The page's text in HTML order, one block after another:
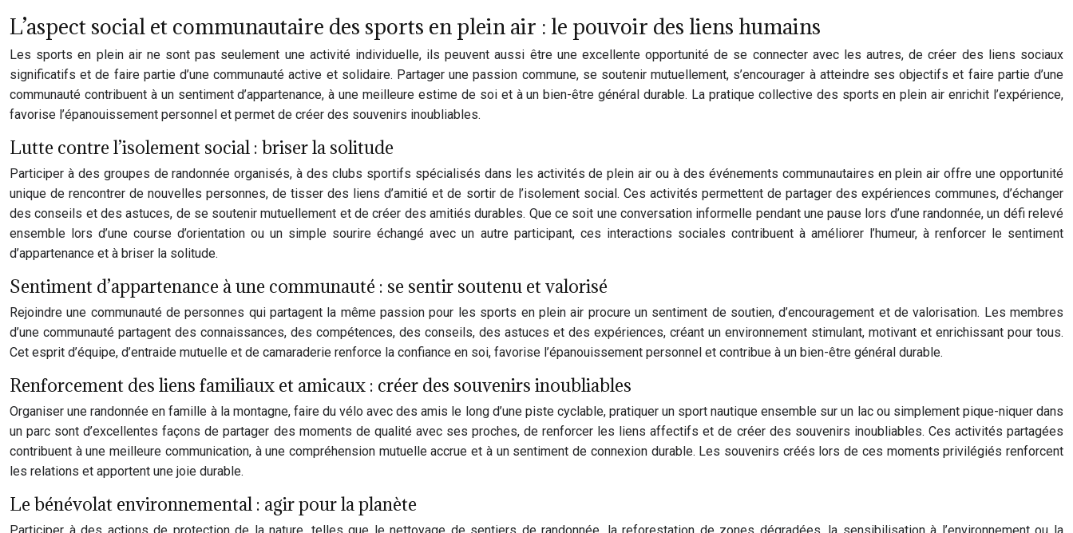
L’aspect social et communautaire des sports en plein air : le pouvoir des liens humains
Les sports en plein air ne sont pas seulement une activité individuelle, ils peuvent aussi être une excellente opportunité de se connecter avec les autres, de créer des liens sociaux
significatifs et de faire partie d’une communauté active et solidaire. Partager une passion commune, se soutenir mutuellement, s’encourager à atteindre ses objectifs et faire partie d’une
communauté contribuent à un sentiment d’appartenance, à une meilleure estime de soi et à un bien-être général durable. La pratique collective des sports en plein air enrichit l’expérience,
favorise l’épanouissement personnel et permet de créer des souvenirs inoubliables.
Lutte contre l’isolement social : briser la solitude
Participer à des groupes de randonnée organisés, à des clubs sportifs spécialisés dans les activités de plein air ou à des événements communautaires en plein air offre une opportunité
unique de rencontrer de nouvelles personnes, de tisser des liens d’amitié et de sortir de l’isolement social. Ces activités permettent de partager des expériences communes, d’échanger
des conseils et des astuces, de se soutenir mutuellement et de créer des amitiés durables. Que ce soit une conversation informelle pendant une pause lors d’une randonnée, un défi relevé
ensemble lors d’une course d’orientation ou un simple sourire échangé avec un autre participant, ces interactions sociales contribuent à améliorer l’humeur, à renforcer le sentiment
d’appartenance et à briser la solitude.
Sentiment d’appartenance à une communauté : se sentir soutenu et valorisé
Rejoindre une communauté de personnes qui partagent la même passion pour les sports en plein air procure un sentiment de soutien, d’encouragement et de valorisation. Les membres
d’une communauté partagent des connaissances, des compétences, des conseils, des astuces et des expériences, créant un environnement stimulant, motivant et enrichissant pour tous.
Cet esprit d’équipe, d’entraide mutuelle et de camaraderie renforce la confiance en soi, favorise l’épanouissement personnel et contribue à un bien-être général durable.
Renforcement des liens familiaux et amicaux : créer des souvenirs inoubliables
Organiser une randonnée en famille à la montagne, faire du vélo avec des amis le long d’une piste cyclable, pratiquer un sport nautique ensemble sur un lac ou simplement pique-niquer dans
un parc sont d’excellentes façons de partager des moments de qualité avec ses proches, de renforcer les liens affectifs et de créer des souvenirs inoubliables. Ces activités partagées
contribuent à une meilleure communication, à une compréhension mutuelle accrue et à un sentiment de connexion durable. Les souvenirs créés lors de ces moments privilégiés renforcent
les relations et apportent une joie durable.
Le bénévolat environnemental : agir pour la planète